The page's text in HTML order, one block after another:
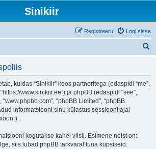
Sinikiir
Logi sisse
Registreeru
kuidas “Sinikiir” koos partneritega (edaspidi “me”,
“https://www.sinikiir.ee”) ja phpBB (edaspidi “see”,
“www.phpbb.com”, “phpBB Limited”, “phpBB
informatsiooni sinu külastus sessiooni ajal
kogutakse kahel viisil. Esimene neist on:
siis lubad phpBB tarkvaral luua küpsiseid.